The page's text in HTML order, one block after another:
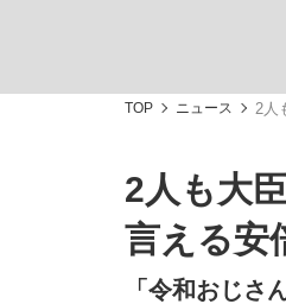
「敗因分
キングの
TOP ニュース 2人
2人も大
言える安
「令和おじさ